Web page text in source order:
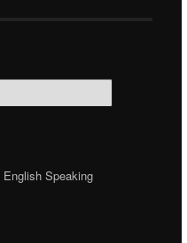
English Speaking